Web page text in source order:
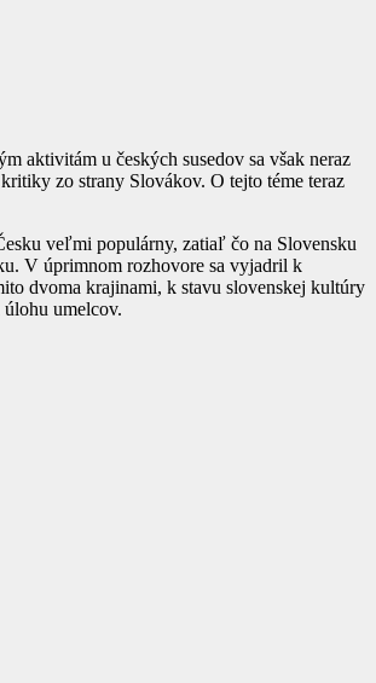
aktivitám u českých susedov sa však neraz
zo strany Slovákov. O tejto téme teraz
veľmi populárny, zatiaľ čo na Slovensku
V úprimnom rozhovore sa vyjadril k
dvoma krajinami, k stavu slovenskej kultúry
umelcov.